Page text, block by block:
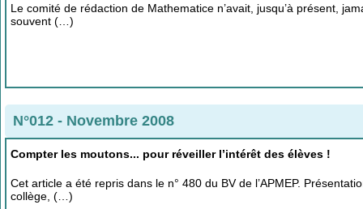
Le comité de rédaction de Mathematice n’avait, jusqu’à présent,
souvent (…)
N°012 - Novembre 2008
Compter les moutons... pour réveiller l’intérêt des élèves !
Cet article a été repris dans le n° 480 du BV de l’APMEP.
collège, (…)